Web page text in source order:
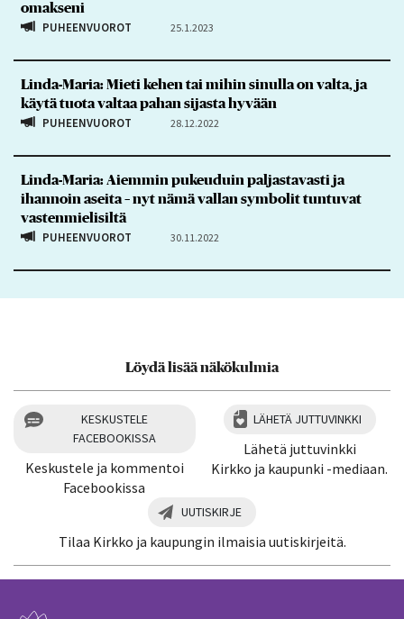
omakseni
PUHEENVUOROT 25.1.2023
Linda-Maria: Mieti kehen tai mihin sinulla on valta, ja
käytä tuota valtaa pahan sijasta hyvään
PUHEENVUOROT 28.12.2022
Linda-Maria: Aiemmin pukeuduin paljastavasti ja
ihannoin aseita – nyt nämä vallan symbolit tuntuvat
vastenmielisiltä
PUHEENVUOROT 30.11.2022
Löydä lisää näkökulmia
KESKUSTELE
FACEBOOKISSA
Keskustele ja kommentoi
Facebookissa
LÄHETÄ JUTTUVINKKI
Lähetä juttuvinkki
Kirkko ja kaupunki -mediaan.
UUTISKIRJE
Tilaa Kirkko ja kaupungin ilmaisia uutiskirjeitä.